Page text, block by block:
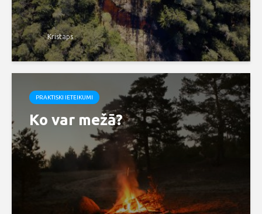
Kristaps
PRAKTISKI IETEIKUMI
Ko var mežā?